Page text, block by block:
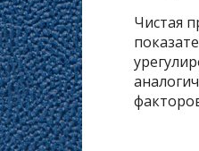
Чистая